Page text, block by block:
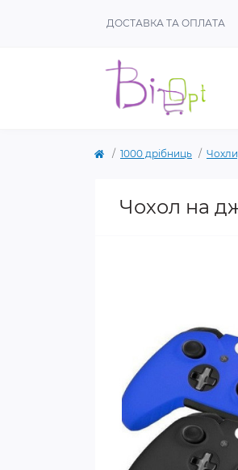
ДОСТАВКА ТА ОПЛАТА
1000 дрібниць
Чохол на